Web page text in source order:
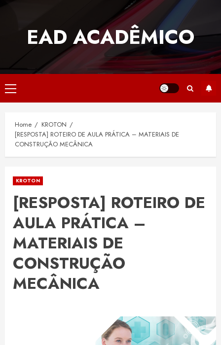
EAD ACADÊMICO
Primary
Menu
Home
KROTON
[RESPOSTA] ROTEIRO DE AULA PRÁTICA – MATERIAIS DE
CONSTRUÇÃO MECÂNICA
KROTON
[RESPOSTA] ROTEIRO DE
AULA PRÁTICA –
MATERIAIS DE
CONSTRUÇÃO
MECÂNICA